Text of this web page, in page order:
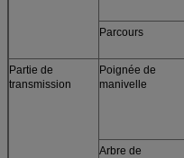
Parcours
Partie de
transmission
Poignée de
manivelle
Arbre de